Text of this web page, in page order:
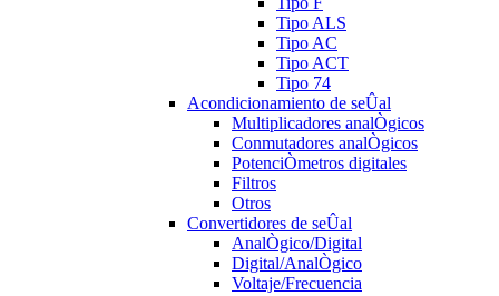
Tipo ALS
Tipo AC
Tipo ACT
Tipo 74
Acondicionamiento de seÛal
Multiplicadores analÒgicos
Conmutadores analÒgicos
PotenciÒmetros digitales
Filtros
Otros
Convertidores de seÛal
AnalÒgico/Digital
Digital/AnalÒgico
Voltaje/Frecuencia